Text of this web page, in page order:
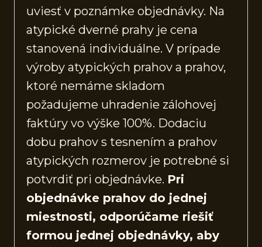
uviesť v poznámke objednávky. Na
atypické dverné prahy je cena
stanovená individuálne. V prípade
výroby atypických prahov a prahov,
ktoré nemáme skladom
požadujeme uhradenie zálohovej
faktúry vo výške 100%. Dodaciu
dobu prahov s tesnením a prahov
atypických rozmerov je potrebné si
potvrdiť pri objednávke. Pri
objednávke prahov do jednej
miestnosti, odporúčame riešiť
formou jednej objednávky, aby